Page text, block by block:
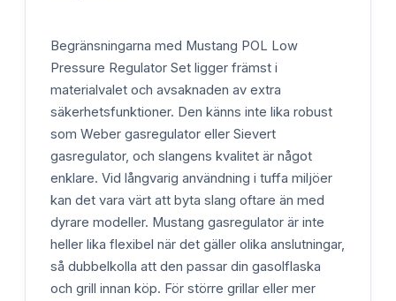
Begränsningarna med Mustang POL Low
Pressure Regulator Set ligger främst i
materialvalet och avsaknaden av extra
säkerhetsfunktioner. Den känns inte lika robust
som Weber gasregulator eller Sievert
gasregulator, och slangens kvalitet är något
enklare. Vid långvarig användning i tuffa miljöer
kan det vara värt att byta slang oftare än med
dyrare modeller. Mustang gasregulator är inte
heller lika flexibel när det gäller olika anslutningar,
så dubbelkolla att den passar din gasolflaska
och grill innan köp. För större grillar eller mer